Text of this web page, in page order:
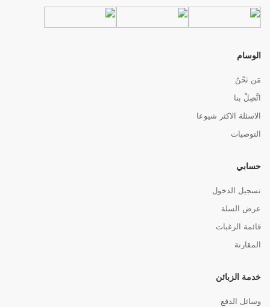
الوسام
مَن نَحْنُ
اتَّصِلْ بنا
الاسئلة الاكثر شيوعا
التوصيات
حسابي
تسجيل الدخول
عرض السلة
قائمة الرغبات
المقارنة
خدمة الزبائن
وسائل الدفع